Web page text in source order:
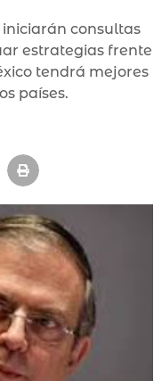
consultas
estrategias frente
tendrá mejores
países.